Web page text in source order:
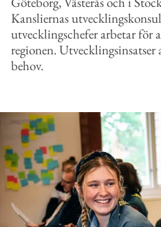
Kansliernas
utvecklingschefer arbetar för
regionen. Utvecklingsinsatser
behov.